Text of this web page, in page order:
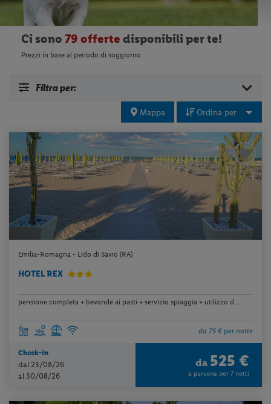
Ci sono79 offerte disponibili per te!
Prezzi in base al periodo di soggiorno.
Filtra per:
Mappa Ordina per
Emilia-Romagna - Lido di Savio (RA)
HOTEL REX
pensione completa + bevande ai pasti + servizio spiaggia + utilizzo d...
da 75 € per notte
Check-in
dal 23/08/26
al 30/08/26
da 525 €
a persona per 7 notti